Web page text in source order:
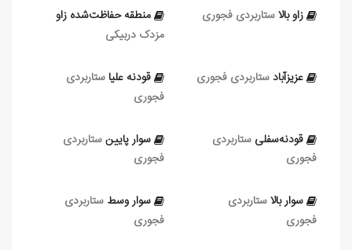
زاو بالاستاربردی فجوری
منطقه حفاظت‌شده زاو
مزدک دربیکی
عزیزآباد ستاربردی فجوری قودنه‌ علیا ستاربردی
فجوری
قودنه‌سفلی ستاربردی
فجوری
سوار پایینستاربردی
فجوری
سوار بالاستاربردی
فجوری
سوار وسط ستاربردی
فجوری